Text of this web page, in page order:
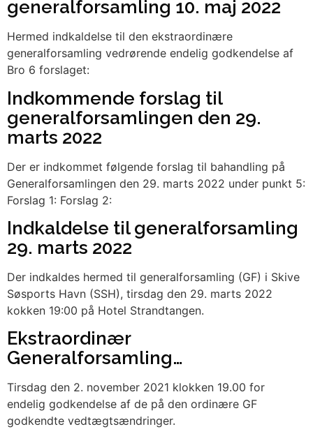
generalforsamling 10. maj 2022
Hermed indkaldelse til den ekstraordinære
generalforsamling vedrørende endelig godkendelse af
Bro 6 forslaget:
Indkommende forslag til
generalforsamlingen den 29.
marts 2022
Der er indkommet følgende forslag til bahandling på
Generalforsamlingen den 29. marts 2022 under punkt 5:
Forslag 1: Forslag 2:
Indkaldelse til generalforsamling
29. marts 2022
Der indkaldes hermed til generalforsamling (GF) i Skive
Søsports Havn (SSH), tirsdag den 29. marts 2022
kokken 19:00 på Hotel Strandtangen.
Ekstraordinær
Generalforsamling…
Tirsdag den 2. november 2021 klokken 19.00 for
endelig godkendelse af de på den ordinære GF
godkendte vedtægtsændringer.